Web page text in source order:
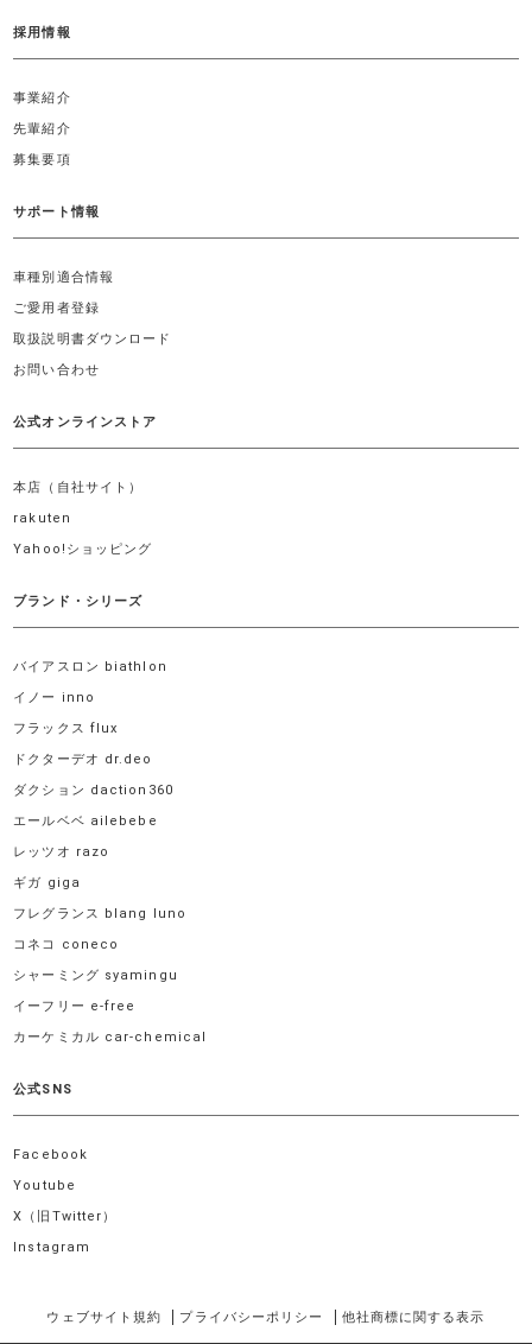
採用情報
事業紹介
先輩紹介
募集要項
サポート情報
車種別適合情報
ご愛用者登録
取扱説明書ダウンロード
お問い合わせ
公式オンラインストア
本店（自社サイト）
rakuten
Yahoo!ショッピング
ブランド・シリーズ
バイアスロン biathlon
イノー inno
フラックス flux
ドクターデオ dr.deo
ダクション daction360
エールベベ ailebebe
レッツオ razo
ギガ giga
フレグランス blang luno
コネコ coneco
シャーミング syamingu
イーフリー e-free
カーケミカル car-chemical
公式SNS
Facebook
Youtube
X（旧Twitter）
Instagram
ウェブサイト規約 プライバシーポリシー 他社商標に関する表示